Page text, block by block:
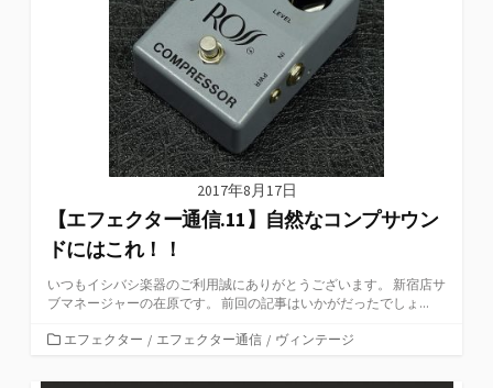
2017年8月17日
【エフェクター通信.11】自然なコンプサウン
ドにはこれ！！
いつもイシバシ楽器のご利用誠にありがとうございます。 新宿店サ
ブマネージャーの在原です。 前回の記事はいかがだったでしょ...
カ
ゴ
エフェクター / エフェクター通信 / ヴィンテージ